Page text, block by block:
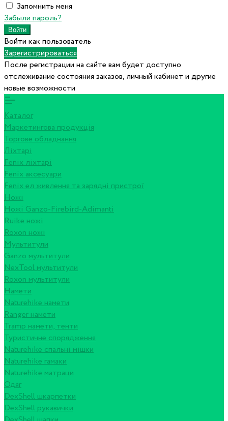
Запомнить меня
Забыли пароль?
Войти как пользователь
Зарегистрироваться
После регистрации на сайте вам будет доступно
отслеживание состояния заказов, личный кабинет и другие
новые возможности
Каталог
Маркетингова продукція
Торгове обладнання
Ліхтарі
Fenix ліхтарі
Fenix аксесуари
Fenix ел живлення та зарядні пристрої
Ножі
Ножі Ganzo-Firebird-Adimanti
Ruike ножі
Roxon ножi
Мультитули
Ganzo мультитули
NexTool мультитули
Roxon мультитули
Намети
Naturehike намети
Ranger намети
Tramp намети, тенти
Туристичне спорядження
Naturehike спальні мішки
Naturehike гамаки
Naturehike матраци
Одяг
DexShell шкарпетки
DexShell рукавички